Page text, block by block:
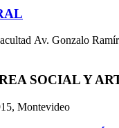
Av. Gonzalo
SOCIAL Y
Montevideo